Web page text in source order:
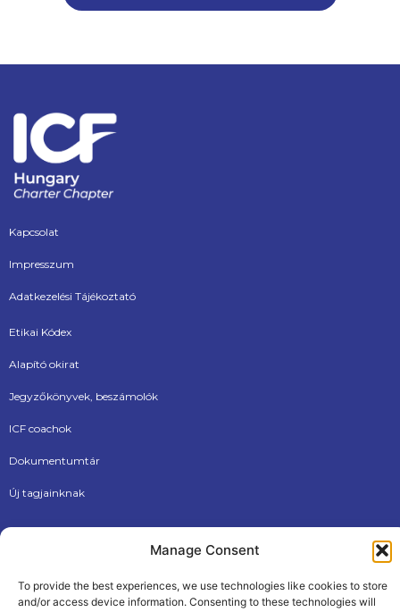
Manage Consent
To provide the best experiences, we use technologies like cookies to store
and/or access device information. Consenting to these technologies will
Kapcsolat
Impresszum
Adatkezelési Tájékoztató
Etikai Kódex
Alapító okirat
Jegyzőkönyvek, beszámolók
ICF coachok
Dokumentumtár
Új tagjainknak